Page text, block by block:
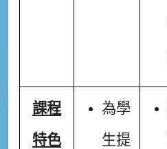
課程
特色
為學
生提